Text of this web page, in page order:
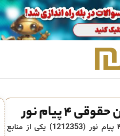
4 پیام نور
پیام نور (1212353) یکی از منابع